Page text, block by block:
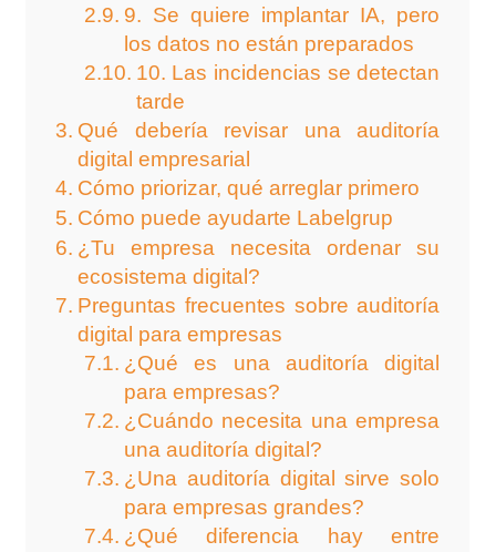
9. Se quiere implantar IA, pero
los datos no están preparados
10. Las incidencias se detectan
tarde
Qué debería revisar una auditoría
digital empresarial
Cómo priorizar, qué arreglar primero
Cómo puede ayudarte Labelgrup
¿Tu empresa necesita ordenar su
ecosistema digital?
Preguntas frecuentes sobre auditoría
digital para empresas
¿Qué es una auditoría digital
para empresas?
¿Cuándo necesita una empresa
una auditoría digital?
¿Una auditoría digital sirve solo
para empresas grandes?
¿Qué diferencia hay entre